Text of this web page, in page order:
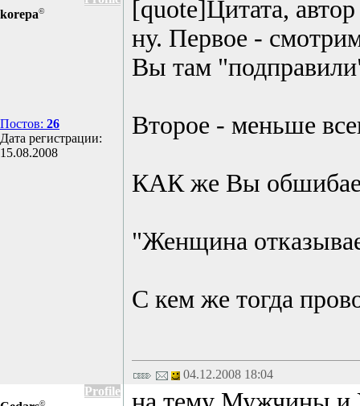
korepa©
Постов: 26
Дата регистрации:
15.08.2008
[quote]Цитата,
ну. Первое -
Вы там
Второе - меньше
КАК же Вы
"Женщина
С кем же тогда
04.12.2008 18:04
Profile
©